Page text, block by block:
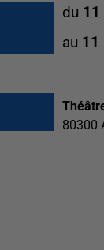
du 11
au 11
80300